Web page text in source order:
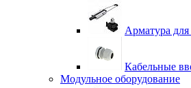
Арматура
Кабельные
Модульное оборудование